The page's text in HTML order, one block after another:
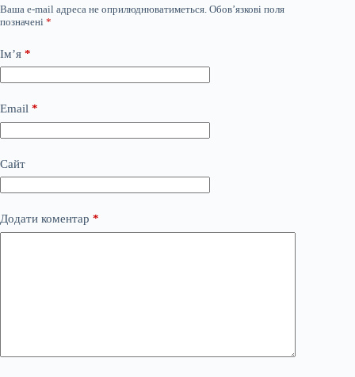
Ваша e-mail адреса не оприлюднюватиметься. Обов’язкові поля
позначені *
Ім’я *
Email *
Сайт
Додати коментар *